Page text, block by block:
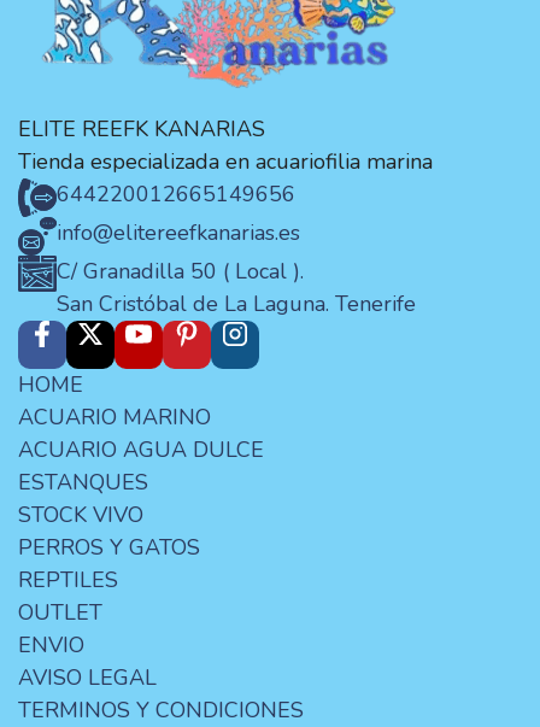
ELITE REEFK KANARIAS
Tienda especializada en acuariofilia marina
644220012665149656
info@elitereefkanarias.es
C/ Granadilla 50 ( Local ).
San Cristóbal de La Laguna. Tenerife
HOME
ACUARIO MARINO
ACUARIO AGUA DULCE
ESTANQUES
STOCK VIVO
PERROS Y GATOS
REPTILES
OUTLET
ENVIO
AVISO LEGAL
TERMINOS Y CONDICIONES